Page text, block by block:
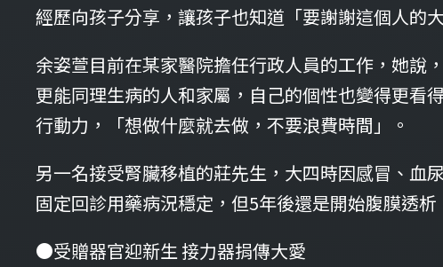
經歷向孩子分享，讓孩子也知道「要謝謝這個人的
余姿萱目前在某家醫院擔任行政人員的工作，她說
更能同理生病的人和家屬，自己的個性也變得更看
行動力，「想做什麼就去做，不要浪費時間」。
另一名接受腎臟移植的莊先生，大四時因感冒、血
固定回診用藥病況穩定，但5年後還是開始腹膜透
●受贈器官迎新生 接力器捐傳大愛